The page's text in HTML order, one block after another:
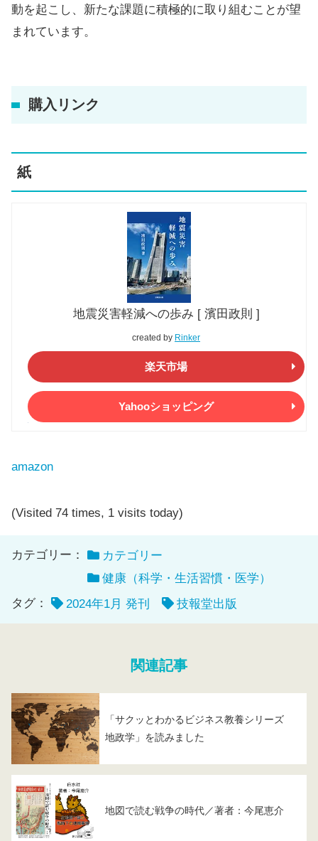
動を起こし、新たな課題に積極的に取り組むことが望
まれています。
購入リンク
紙
地震災害軽減への歩み [ 濱田政則 ]
created by Rinker
楽天市場
Yahooショッピング
amazon
(Visited 74 times, 1 visits today)
カテゴリー：
カテゴリー
健康（科学・生活習慣・医学）
タグ：
2024年1月 発刊 技報堂出版
関連記事
「サクッとわかるビジネス教養シリーズ
地政学」を読みました
地図で読む戦争の時代／著者：今尾恵介